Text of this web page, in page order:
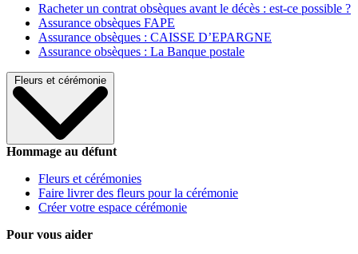
Racheter un contrat obsèques avant le décès : est-ce possible ?
Assurance obsèques FAPE
Assurance obsèques : CAISSE D’EPARGNE
Assurance obsèques : La Banque postale
Fleurs et cérémonie
Hommage au défunt
Fleurs et cérémonies
Faire livrer des fleurs pour la cérémonie
Créer votre espace cérémonie
Pour vous aider